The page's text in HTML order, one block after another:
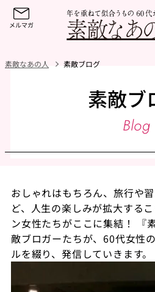
素敵なあの人 素敵ブログ
素敵ブ
Blog
おしゃれはもちろん、旅行や
ど、人生の楽しみが拡大する
ン女性たちがここに集結！ 『
敵ブロガーたちが、60代女性
ルを綴り、発信していきます。